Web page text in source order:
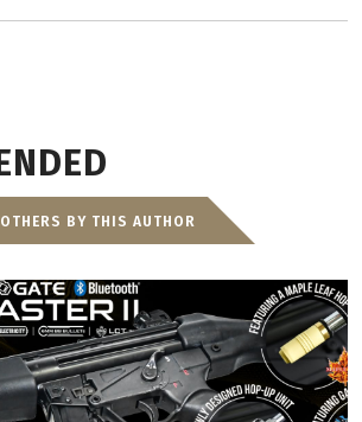
OTHERS BY THIS AUTHOR